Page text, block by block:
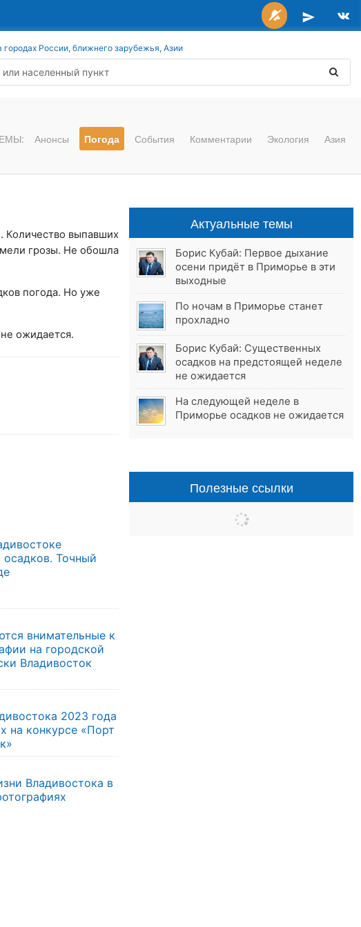
городах России, ближнего зарубежья, Азии
Анонсы Погода События Комментарии Экология Азия
выпавших
грозы. Не обошла
погода. Но уже
ожидается.
Точный
внимательные к
на городской
Владивосток
2023 года
на конкурсе «Порт
Владивостока в
Актуальные темы
Борис Кубай: Первое дыхание
осени придёт в Приморье в эти
выходные
По ночам в Приморье станет
прохладно
Борис Кубай: Существенных
осадков на предстоящей неделе
не ожидается
На следующей неделе в
Приморье осадков не ожидается
Полезные ссылки